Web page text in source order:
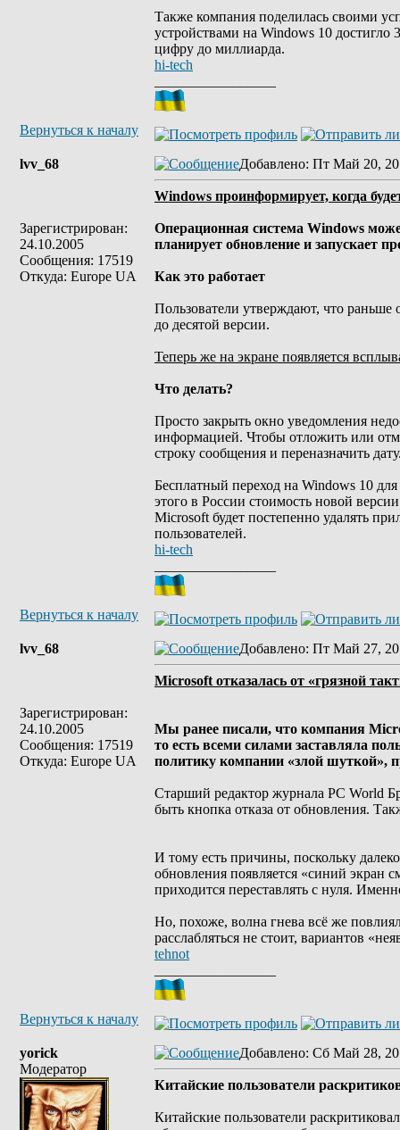
Также компания поделилась своими
устройствами на Windows 10
цифру до миллиарда.
hi-tech
Вернуться к началу
lvv_68
Зарегистрирован:
24.10.2005
Сообщения: 17519
Откуда: Europe UA
Добавлено: Пт Май 20,
Windows проинформирует, когда
Операционная система Windows
планирует обновление и запускает
Как это работает
Пользователи утверждают, что раньше
до десятой версии.
Теперь же на экране появляется
Что делать?
Просто закрыть окно уведомления
информацией. Чтобы отложить или
строку сообщения и переназначить
Бесплатный переход на Windows 10
этого в России стоимость новой
Microsoft будет постепенно удалять
пользователей.
hi-tech
Вернуться к началу
lvv_68
Зарегистрирован:
24.10.2005
Сообщения: 17519
Откуда: Europe UA
Добавлено: Пт Май 27,
Microsoft отказалась от «грязной
Мы ранее писали, что компания
то есть всеми силами заставляла
политику компании «злой шуткой»,
Старший редактор журнала PC World
быть кнопка отказа от обновления.
И тому есть причины, поскольку
обновления появляется «синий экран
приходится переставлять с нуля.
Но, похоже, волна гнева всё же
расслабляться не стоит, вариантов
tehnot
Вернуться к началу
yorick
Модератор
Добавлено: Сб Май 28,
Китайские пользователи
Китайские пользователи